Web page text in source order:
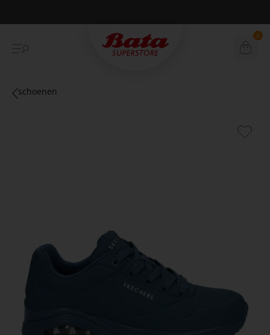
Betaal achteraf met Klarna 0
schoenen